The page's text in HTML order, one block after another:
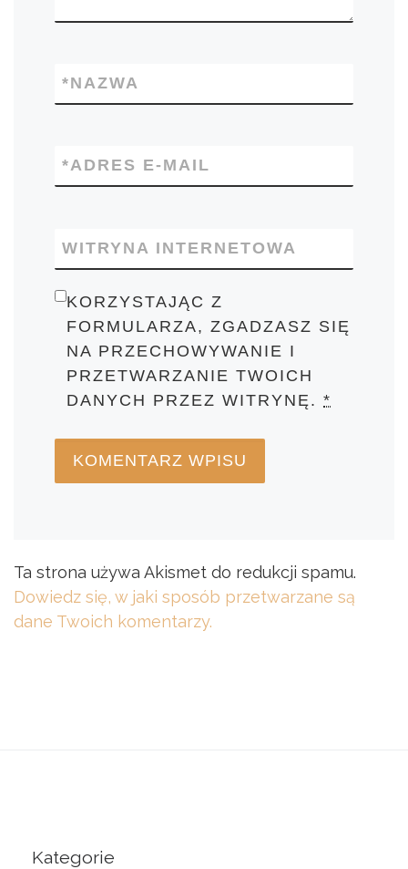
NAZWA
*
ADRES E-MAIL
*
WITRYNA INTERNETOWA
KORZYSTAJĄC Z
FORMULARZA, ZGADZASZ SIĘ
NA PRZECHOWYWANIE I
PRZETWARZANIE TWOICH
DANYCH PRZEZ WITRYNĘ.*
Ta strona używa Akismet do redukcji spamu.
Dowiedz się, w jaki sposób przetwarzane są
dane Twoich komentarzy.
Kategorie